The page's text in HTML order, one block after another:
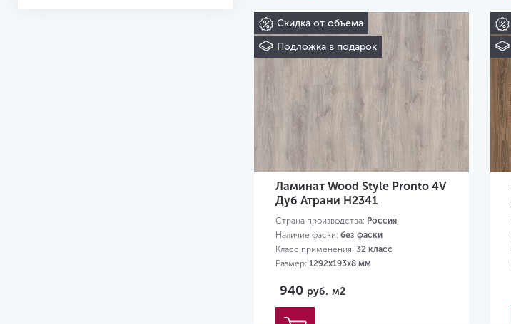
Скидка от объема
Подложка в подарок
Ламинат Wood Style Pronto 4V
Дуб Атрани H2341
Страна производства: Россия
Наличие фаски: без фаски
Класс применения: 32 класс
Размер: 1292х193х8 мм
940 руб. м2